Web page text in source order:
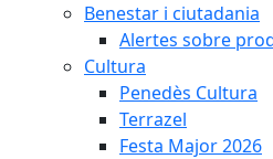
Benestar i ciutadania
Alertes sobre
Cultura
Penedès Cultura
Terrazel
Festa Major 2026